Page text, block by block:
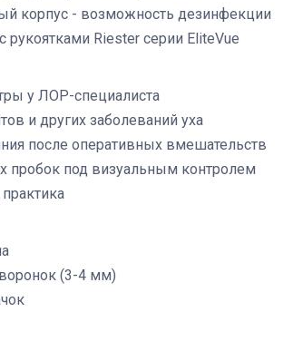
корпус - возможность дезинфекции
рукоятками Riester серии EliteVue
у ЛОР-специалиста
и других заболеваний уха
после оперативных вмешательств
пробок под визуальным контролем
(3-4 мм)